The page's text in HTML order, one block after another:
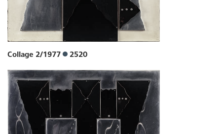
Collage 2/1977 2520